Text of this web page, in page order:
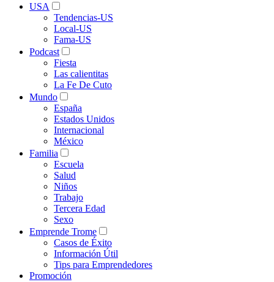
USA
Tendencias-US
Local-US
Fama-US
Podcast
Fiesta
Las calientitas
La Fe De Cuto
Mundo
España
Estados Unidos
Internacional
México
Familia
Escuela
Salud
Niños
Trabajo
Tercera Edad
Sexo
Emprende Trome
Casos de Éxito
Información Útil
Tips para Emprendedores
Promoción